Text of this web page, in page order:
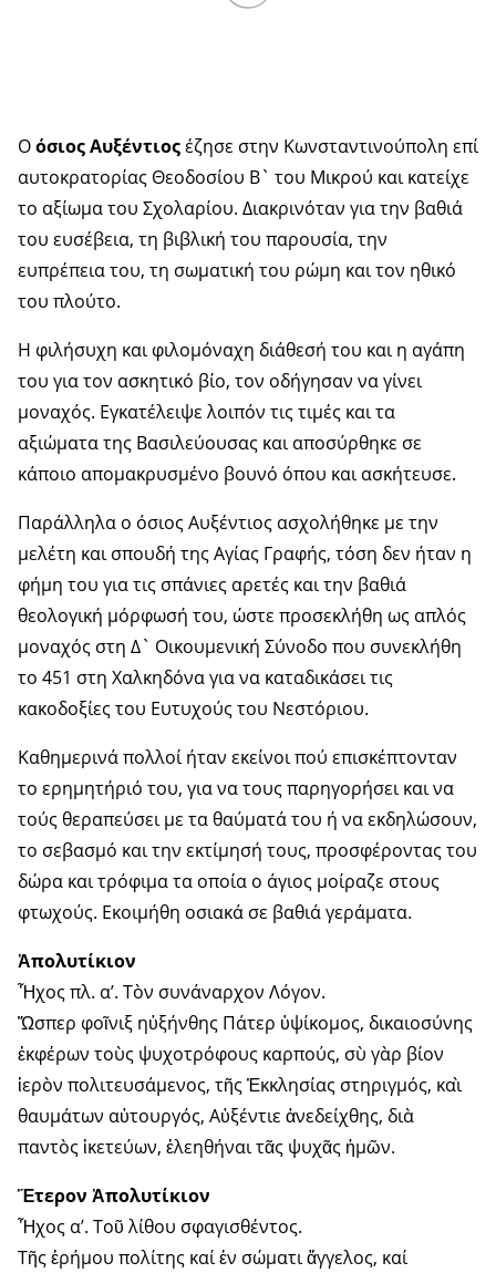
Oόσιος Αυξέντιοςέζησε στην Κωνσταντινούπολη επί
αυτοκρατορίας Θεοδοσίου Β` του Μικρού και κατείχε
το αξίωμα του Σχολαρίου. Διακρινόταν για την βαθιά
του ευσέβεια, τη βιβλική του παρουσία, την
ευπρέπεια του, τη σωματική του ρώμη και τον ηθικό
του πλούτο.
Η φιλήσυχη και φιλομόναχη διάθεσή του και η αγάπη
του για τον ασκητικό βίο, τον οδήγησαν να γίνει
μοναχός. Εγκατέλειψε λοιπόν τις τιμές και τα
αξιώματα της Βασιλεύουσας και αποσύρθηκε σε
κάποιο απομακρυσμένο βουνό όπου και ασκήτευσε.
Παράλληλα ο όσιος Αυξέντιος ασχολήθηκε με την
μελέτη και σπουδή της Αγίας Γραφής, τόση δεν ήταν η
φήμη του για τις σπάνιες αρετές και την βαθιά
θεολογική μόρφωσή του, ώστε προσεκλήθη ως απλός
μοναχός στη Δ` Οικουμενική Σύνοδο που συνεκλήθη
το 451 στη Χαλκηδόνα για να καταδικάσει τις
κακοδοξίες του Ευτυχούς του Νεστόριου.
Καθημερινά πολλοί ήταν εκείνοι πού επισκέπτονταν
το ερημητήριό του, για να τους παρηγορήσει και να
τούς θεραπεύσει με τα θαύματά του ή να εκδηλώσουν,
το σεβασμό και την εκτίμησή τους, προσφέροντας του
δώρα και τρόφιμα τα οποία ο άγιος μοίραζε στους
φτωχούς. Εκοιμήθη οσιακά σε βαθιά γεράματα.
Ἀπολυτίκιον
Ἦχος πλ. α’. Τὸν συνάναρχον Λόγον.
Ὥσπερ φοῖνιξ ηὐξήνθης Πάτερ ὑψίκομος, δικαιοσύνης
ἐκφέρων τοὺς ψυχοτρόφους καρπούς, σὺ γὰρ βίον
ἱερὸν πολιτευσάμενος, τῆς Ἐκκλησίας στηριγμός, καὶ
θαυμάτων αὐτουργός, Αὐξέντιε ἀνεδείχθης, διὰ
παντὸς ἱκετεύων, ἐλεηθήναι τᾶς ψυχᾶς ἠμῶν.
Ἕτερον Ἀπολυτίκιον
Ἦχος α’. Τοῦ λίθου σφαγισθέντος.
Τῆς ἐρήμου πολίτης καί ἐν σώματι ἄγγελος, καί